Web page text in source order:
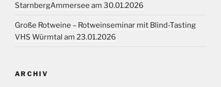
StarnbergAmmersee am 30.01.2026
Große Rotweine – Rotweinseminar mit Blind-Tasting
VHS Würmtal am 23.01.2026
ARCHIV